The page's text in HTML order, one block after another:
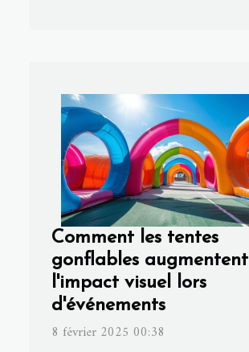
Comment les tentes
gonflables augmentent
l'impact visuel lors
d'événements
8 février 2025 00:38